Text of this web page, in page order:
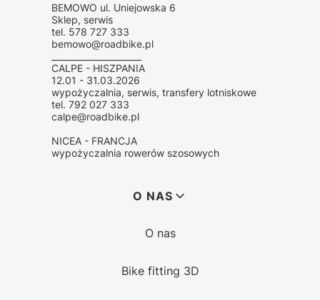
BEMOWO ul. Uniejowska 6
Sklep, serwis
tel. 578 727 333
bemowo@roadbike.pl
CALPE - HISZPANIA
12.01 - 31.03.2026
wypożyczalnia, serwis, transfery lotniskowe
tel. 792 027 333
calpe@roadbike.pl
NICEA - FRANCJA
wypożyczalnia rowerów szosowych
O NAS
O nas
Bike fitting 3D